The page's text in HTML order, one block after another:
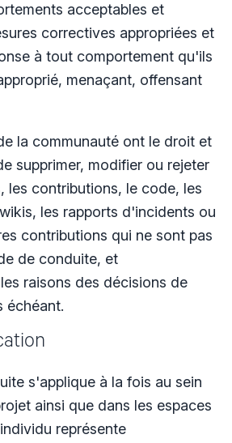
acceptables et
correctives appropriées et
à tout comportement qu'ils
menaçant, offensant
la communauté ont le droit et
supprimer, modifier ou rejeter
les contributions, le code, les
les rapports d'incidents ou
contributions qui ne sont pas
de conduite, et
raisons des décisions de
échéant.
s'applique à la fois au sein
ainsi que dans les espaces
représente